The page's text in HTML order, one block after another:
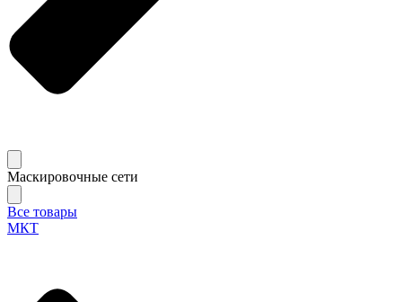
Маскировочные сети
Все товары
МКТ